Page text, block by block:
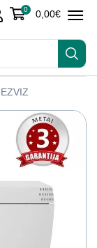
0 0,00€
EZVIZ